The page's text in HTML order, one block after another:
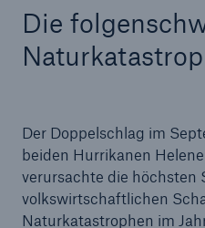
Die
Der Doppelschlag im
beiden Hurrikanen
verursachte die höchsten
volkswirtschaftlichen
Naturkatastrophen im
2025
Seite öffnen
Munich Re kündigt
Ziele für 2026 an
Quartalsmitteilung 3/